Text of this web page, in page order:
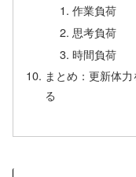
作業負荷
思考負荷
時間負荷
まとめ：更新体
る